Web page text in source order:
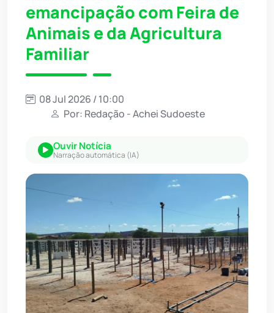
emancipação com Feira de
Animais e da Agricultura
Familiar
08 Jul 2026 / 10:00
Por: Redação - Achei Sudoeste
Ouvir Notícia
Narração automática (IA)